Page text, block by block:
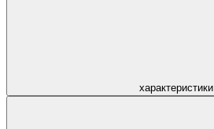
характеристики